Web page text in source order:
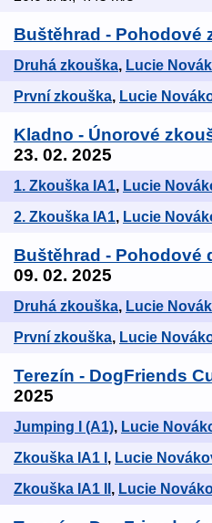
Buštěhrad - Pohodové
Druhá zkouška, Lucie
První zkouška, Lucie
Kladno - Únorové
23. 02. 2025
1. Zkouška IA1, Lucie
2. Zkouška IA1, Lucie
Buštěhrad - Pohodové
09. 02. 2025
Druhá zkouška, Lucie
První zkouška, Lucie
Terezín - DogFriends
2025
Jumping I (A1), Lucie
Zkouška IA1 I , Lucie
Zkouška IA1 II , Lucie